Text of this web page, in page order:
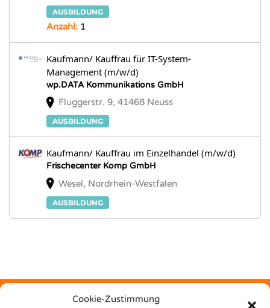
Cookie-Zustimmung
AUSBILDUNG
Anzahl: 1
Kaufmann/ Kauffrau für IT-System-
Management (m/w/d)
wp.DATA Kommunikations GmbH
Fluggerstr. 9, 41468 Neuss
AUSBILDUNG
Kaufmann/ Kauffrau im Einzelhandel (m/w/d)
Frischecenter Komp GmbH
Wesel, Nordrhein-Westfalen
AUSBILDUNG